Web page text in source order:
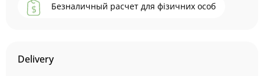
Безналичный расчет для фізичних особ
Delivery